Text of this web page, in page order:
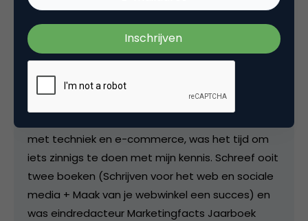
beperking. En die worden vrijwel nooit
meegenomen in persona's, marketinguitingen,
huisstijlen en websites of apps. Daar vind ik wat
van en ben daarom adviseur, trainer en
projectmanager digitale toegankelijkheid en
inclusie bij het bureau Digitaal Toegankelijk. Na
met techniek en e-commerce, was het tijd om
iets zinnigs te doen met mijn kennis. Schreef ooit
twee boeken (Schrijven voor het web en sociale
media + Maak van je webwinkel een succes) en
was eindredacteur Marketingfacts Jaarboek